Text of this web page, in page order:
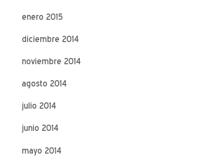
enero 2015
diciembre 2014
noviembre 2014
agosto 2014
julio 2014
junio 2014
mayo 2014